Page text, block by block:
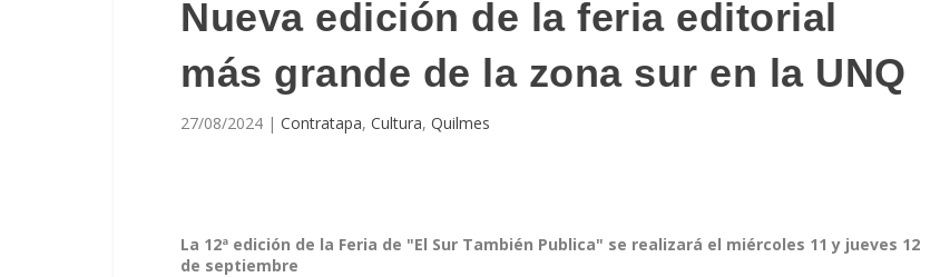
Nueva edición de la feria editorial
más grande de la zona sur en la UNQ
27/08/2024 | Contratapa, Cultura, Quilmes
La 12ª edición de la Feria de "El Sur También Publica" se realizará el miércoles 11 y jueves 12
de septiembre